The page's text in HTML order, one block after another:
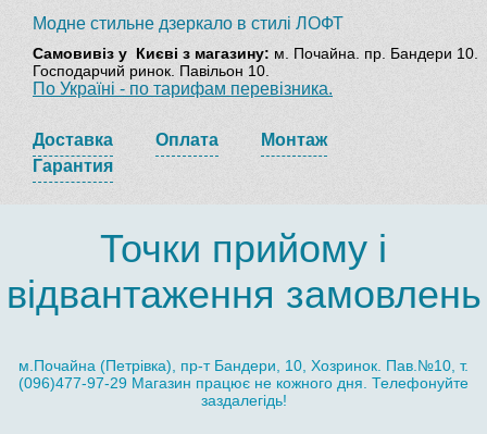
Модне стильне дзеркало в стилі ЛОФТ
Самовивіз у Києві з магазину: м. Почайна. пр. Бандери 10.
Господарчий ринок. Павільон 10.
По Україні - по тарифам перевізника.
Доставка Оплата
Монтаж
Гарантия
Точки прийому і
відвантаження замовлень
м.Почайна (Петрівка), пр-т Бандери, 10, Хозринок. Пав.№10, т.
(096)477-97-29 Магазин працює не кожного дня. Телефонуйте
заздалегідь!